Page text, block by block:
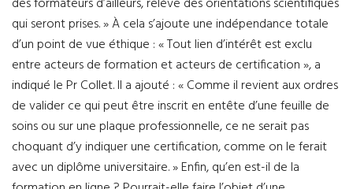
qui seront prises. » À cela s’ajoute une indépendance totale
d’un point de vue éthique : « Tout lien d’intérêt est exclu
entre acteurs de formation et acteurs de certification », a
indiqué le Pr Collet. Il a ajouté : « Comme il revient aux ordres
de valider ce qui peut être inscrit en entête d’une feuille de
soins ou sur une plaque professionnelle, ce ne serait pas
choquant d’y indiquer une certification, comme on le ferait
avec un diplôme universitaire. » Enfin, qu’en est-il de la